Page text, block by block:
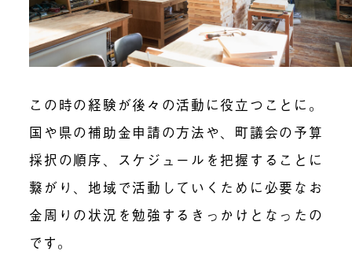
この時の経験が後々の活動に役立つことに。
国や県の補助金申請の方法や、町議会の予算
採択の順序、スケジュールを把握することに
繋がり、地域で活動していくために必要なお
金周りの状況を勉強するきっかけとなったの
です。